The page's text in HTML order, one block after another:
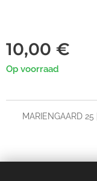
10,00 €
Op voorraad
MARIENGAARD